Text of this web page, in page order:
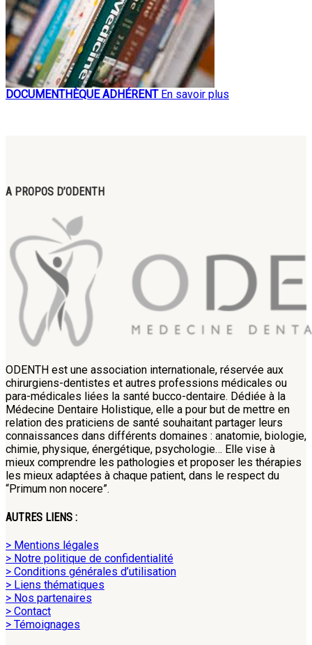
DOCUMENTHÈQUE ADHÉRENT En savoir plus
A PROPOS D’ODENTH
ODENTH est une association internationale, réservée aux
chirurgiens-dentistes et autres professions médicales ou
para-médicales liées la santé bucco-dentaire. Dédiée à la
Médecine Dentaire Holistique, elle a pour but de mettre en
relation des praticiens de santé souhaitant partager leurs
connaissances dans différents domaines : anatomie, biologie,
chimie, physique, énergétique, psychologie… Elle vise à
mieux comprendre les pathologies et proposer les thérapies
les mieux adaptées à chaque patient, dans le respect du
“Primum non nocere”.
AUTRES LIENS :
> Mentions légales
> Notre politique de confidentialité
> Conditions générales d’utilisation
> Liens thématiques
> Nos partenaires
> Contact
> Témoignages